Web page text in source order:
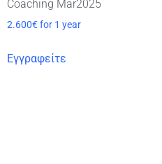
Coaching Mar2025
2.600€for 1 year
Εγγραφείτε